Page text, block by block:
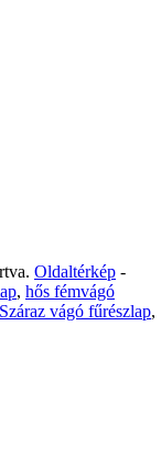
Oldaltérkép -
, hős fémvágó
Száraz vágó fűrészlap,